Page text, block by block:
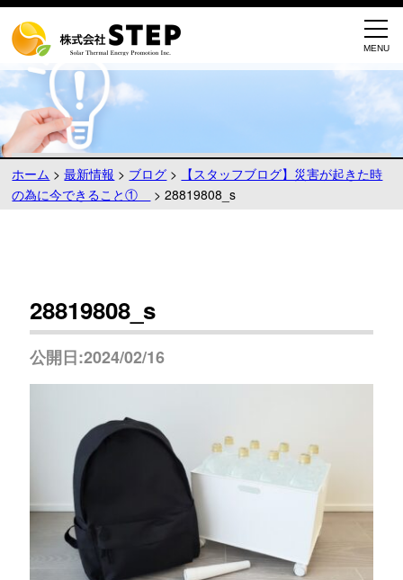
ホーム >最新情報 > ブログ >
【スタッフブログ】災害が起きた時
の為に今できること①
>28819808_s
28819808_s
公開日:2024/02/16